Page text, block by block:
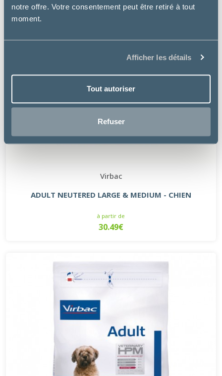
notre offre. Votre consentement peut être retiré à tout
moment.
Afficher les détails
Tout autoriser
Refuser
Virbac
ADULT NEUTERED LARGE & MEDIUM - CHIEN
à partir de
30.49€